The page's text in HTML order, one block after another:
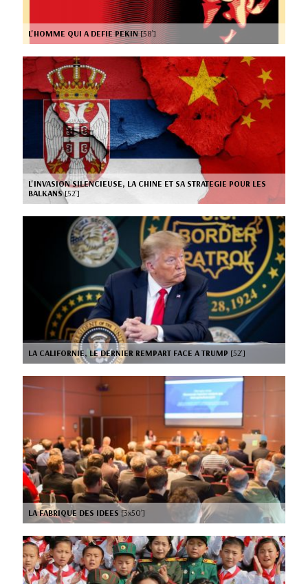
L'HOMME QUI A DEFIE PEKIN[58’]
L'INVASION SILENCIEUSE, LA CHINE ET SA STRATEGIE POUR LES
BALKANS[52’]
LA CALIFORNIE, LE DERNIER REMPART FACE A TRUMP [52’]
LA FABRIQUE DES IDEES [3x50’]